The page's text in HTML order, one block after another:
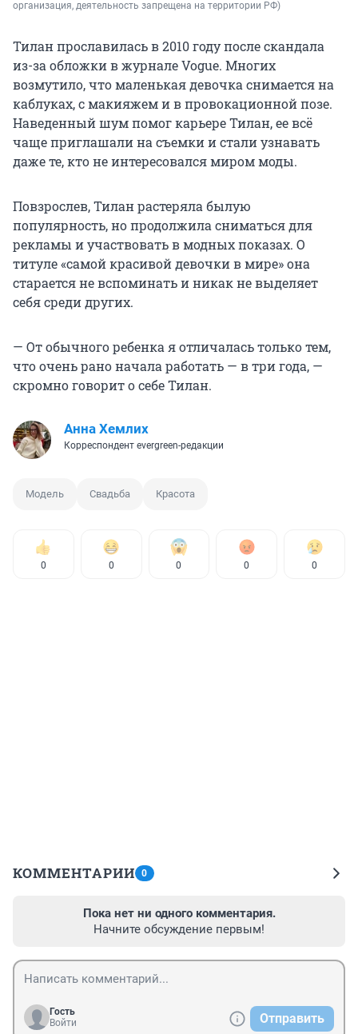
организация, деятельность запрещена на территории РФ)
Тилан прославилась в 2010 году после скандала
из-за обложки в журнале Vogue. Многих
возмутило, что маленькая девочка снимается на
каблуках, с макияжем и в провокационной позе.
Наведенный шум помог карьере Тилан, ее всё
чаще приглашали на съемки и стали узнавать
даже те, кто не интересовался миром моды.
Повзрослев, Тилан растеряла былую
популярность, но продолжила сниматься для
рекламы и участвовать в модных показах. О
титуле «самой красивой девочки в мире» она
старается не вспоминать и никак не выделяет
себя среди других.
— От обычного ребенка я отличалась только тем,
что очень рано начала работать — в три года, —
скромно говорит о себе Тилан.
Анна Хемлих
Корреспондент evergreen-редакции
Модель Свадьба Красота
0 0 0 0 0
КОММЕНТАРИИ 0
Пока нет ни одного комментария.
Начните обсуждение первым!
Гость
Войти
Отправить